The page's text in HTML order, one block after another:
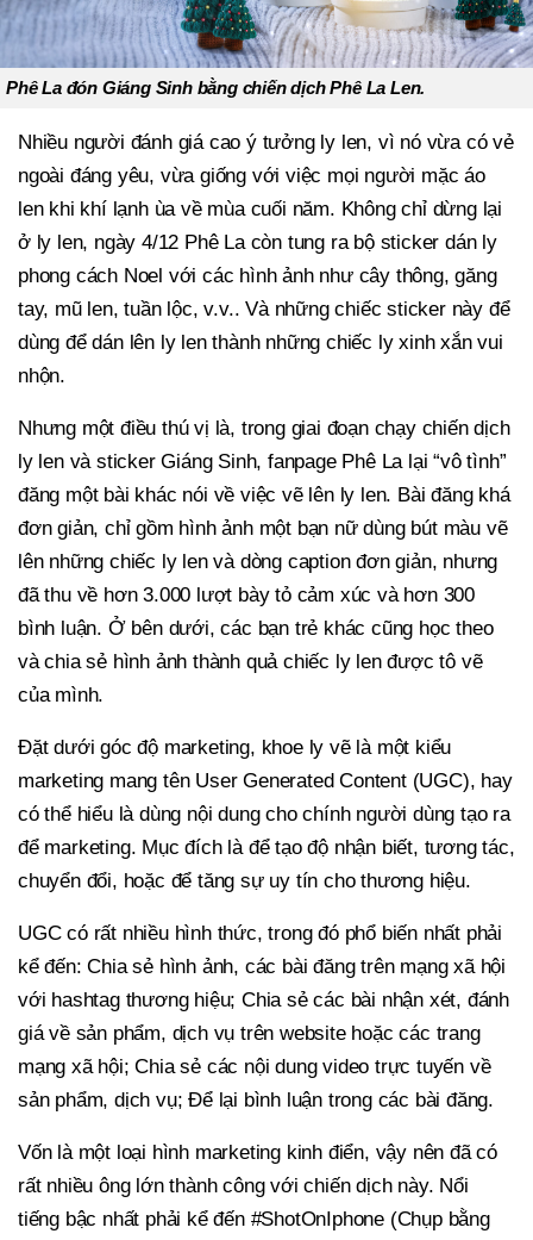
Phê La đón Giáng Sinh bằng chiến dịch Phê La Len.
Nhiều người đánh giá cao ý tưởng ly len, vì nó vừa có vẻ
ngoài đáng yêu, vừa giống với việc mọi người mặc áo
len khi khí lạnh ùa về mùa cuối năm. Không chỉ dừng lại
ở ly len, ngày 4/12 Phê La còn tung ra bộ sticker dán ly
phong cách Noel với các hình ảnh như cây thông, găng
tay, mũ len, tuần lộc, v.v.. Và những chiếc sticker này để
dùng để dán lên ly len thành những chiếc ly xinh xắn vui
nhộn.
Nhưng một điều thú vị là, trong giai đoạn chạy chiến dịch
ly len và sticker Giáng Sinh, fanpage Phê La lại “vô tình”
đăng một bài khác nói về việc vẽ lên ly len. Bài đăng khá
đơn giản, chỉ gồm hình ảnh một bạn nữ dùng bút màu vẽ
lên những chiếc ly len và dòng caption đơn giản, nhưng
đã thu về hơn 3.000 lượt bày tỏ cảm xúc và hơn 300
bình luận. Ở bên dưới, các bạn trẻ khác cũng học theo
và chia sẻ hình ảnh thành quả chiếc ly len được tô vẽ
của mình.
Đặt dưới góc độ marketing, khoe ly vẽ là một kiểu
marketing mang tên User Generated Content (UGC), hay
có thể hiểu là dùng nội dung cho chính người dùng tạo ra
để marketing. Mục đích là để tạo độ nhận biết, tương tác,
chuyển đổi, hoặc để tăng sự uy tín cho thương hiệu.
UGC có rất nhiều hình thức, trong đó phổ biến nhất phải
kể đến: Chia sẻ hình ảnh, các bài đăng trên mạng xã hội
với hashtag thương hiệu; Chia sẻ các bài nhận xét, đánh
giá về sản phẩm, dịch vụ trên website hoặc các trang
mạng xã hội; Chia sẻ các nội dung video trực tuyến về
sản phẩm, dịch vụ; Để lại bình luận trong các bài đăng.
Vốn là một loại hình marketing kinh điển, vậy nên đã có
rất nhiều ông lớn thành công với chiến dịch này. Nổi
tiếng bậc nhất phải kể đến #ShotOnIphone (Chụp bằng